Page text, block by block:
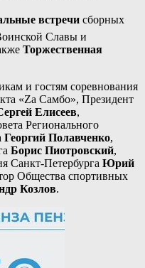
встречи сборных
Славы и
Торжественная
и гостям соревнования
«Za Самбо», Президент
Елисеев,
Регионального
Георгий Полавченко,
Борис Пиотровский,
Санкт-Петербурга Юрий
Общества спортивных
Козлов.